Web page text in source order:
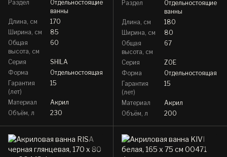
Раздел
Отдельностоящие
ванны
Длина, см
170
Ширина, см
85
Общая
высота, см
60
Серия
SHILA
Форма
Отдельностоящая
Гарантия
(лет)
15
Материал
Акрил
Объём, л
230
Раздел
Отдельностоящие
ванны
Длина, см
180
Ширина, см
80
Общая
высота, см
67
Серия
ZOE
Форма
Отдельностоящая
Гарантия
(лет)
15
Материал
Акрил
Объём, л
200